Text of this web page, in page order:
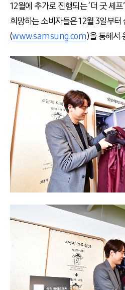
12월에 추가로 진행되는 ‘더 굿 셰
희망하는 소비자들은 12월 3일부터
(www.samsung.com)을 통해서